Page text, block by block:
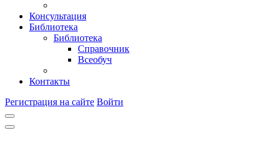
Консультация
Библиотека
Библиотека
Справочник
Всеобуч
Контакты
Регистрация на сайте Войти